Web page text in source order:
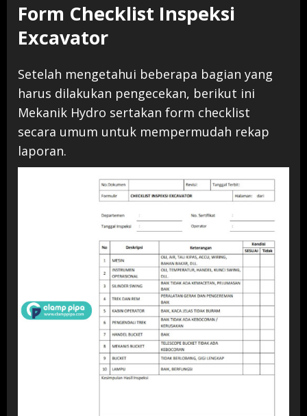
Form Checklist Inspeksi
Excavator
Setelah mengetahui beberapa bagian yang
harus dilakukan pengecekan, berikut ini
Mekanik Hydro sertakan form checklist
secara umum untuk mempermudah rekap
laporan.